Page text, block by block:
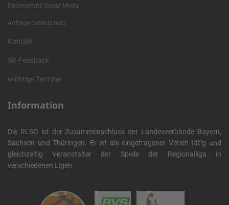
Datenschutz Social Media
Anfrage Datenschutz
Kontakt
SR-Feedback
wichtige Termine
Information
Die RLSO ist der Zusammenschluss der Landesverbände Bayern,
Sachsen und Thüringen. Er ist als eingetragener Verein tätig und
gleichzeitig Veranstalter der Spiele der Regionalliga in
verschiedenen Ligen.